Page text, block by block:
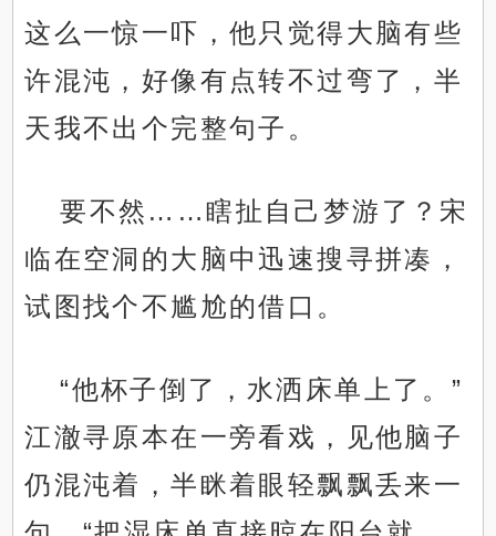
这么一惊一吓，他只觉得大脑有些
许混沌，好像有点转不过弯了，半
天我不出个完整句子。
要不然……瞎扯自己梦游了？宋
临在空洞的大脑中迅速搜寻拼凑，
试图找个不尴尬的借口。
“他杯子倒了，水洒床单上了。”
江澈寻原本在一旁看戏，见他脑子
仍混沌着，半眯着眼轻飘飘丢来一